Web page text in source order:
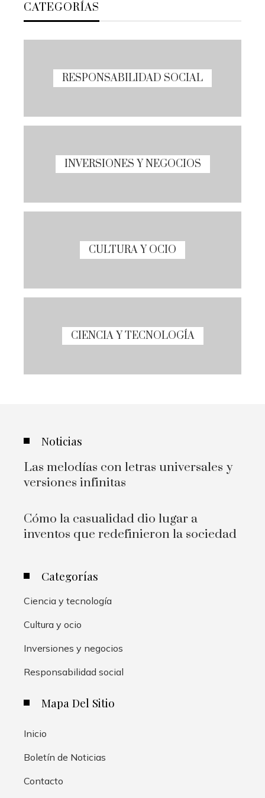
CATEGORÍAS
RESPONSABILIDAD SOCIAL
INVERSIONES Y NEGOCIOS
CULTURA Y OCIO
CIENCIA Y TECNOLOGÍA
Noticias
Las melodías con letras universales y
versiones infinitas
Cómo la casualidad dio lugar a
inventos que redefinieron la sociedad
Categorías
Ciencia y tecnología
Cultura y ocio
Inversiones y negocios
Responsabilidad social
Mapa Del Sitio
Inicio
Boletín de Noticias
Contacto